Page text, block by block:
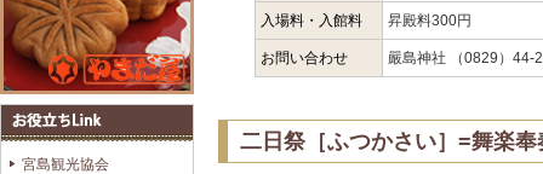
入場料・入館料 昇殿料300円
お問い合わせ 嚴島神社 （0829）44-
二日祭［ふつかさい］=舞楽奉
宮島観光協会